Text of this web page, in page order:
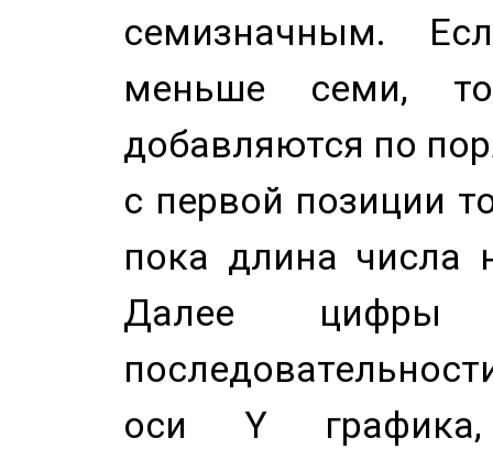
семизначным.
меньше семи,
добавляются по
с первой позиции
пока длина числа
Далее цифры
оси Y